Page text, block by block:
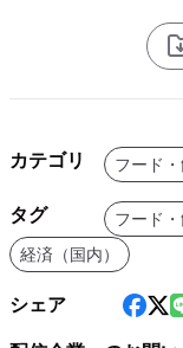
カテゴリ フード
タグ フード
経済（国内）
シェア